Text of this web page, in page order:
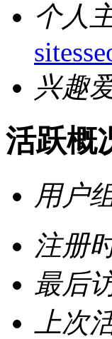
个人
兴趣
活跃概
用户
注册
最后
上次